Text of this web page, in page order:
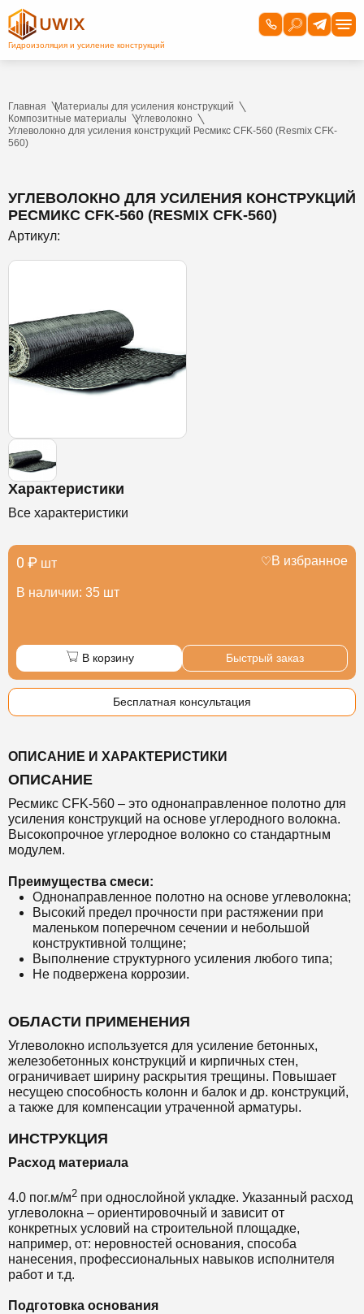
Главная
Материалы для усиления конструкций
Композитные материалы
Углеволокно
Углеволокно для усиления конструкций Ресмикс CFK-560 (Resmix CFK-
560)
УГЛЕВОЛОКНО ДЛЯ УСИЛЕНИЯ КОНСТРУКЦИЙ
РЕСМИКС CFK-560 (RESMIX CFK-560)
Артикул:
Характеристики
Все характеристики
0 ₽ шт
В наличии: 35 шт
В избранное
В корзину Быстрый заказ
Бесплатная консультация
ОПИСАНИЕ И ХАРАКТЕРИСТИКИ
ОПИСАНИЕ
Ресмикс CFK-560 – это однонаправленное полотно для
усиления конструкций на основе углеродного волокна.
Высокопрочное углеродное волокно со стандартным
модулем.
Преимущества смеси:
Однонаправленное полотно на основе углеволокна;
Высокий предел прочности при растяжении при
маленьком поперечном сечении и небольшой
конструктивной толщине;
Выполнение структурного усиления любого типа;
Не подвержена коррозии.
ОБЛАСТИ ПРИМЕНЕНИЯ
Углеволокно используется для усиление бетонных,
железобетонных конструкций и кирпичных стен,
ограничивает ширину раскрытия трещины. Повышает
несущею способность колонн и балок и др. конструкций,
а также для компенсации утраченной арматуры.
ИНСТРУКЦИЯ
Расход материала
4.0 пог.м/м2 при однослойной укладке. Указанный расход
углеволокна – ориентировочный и зависит от
конкретных условий на строительной площадке,
например, от: неровностей основания, способа
нанесения, профессиональных навыков исполнителя
работ и т.д.
Подготовка основания